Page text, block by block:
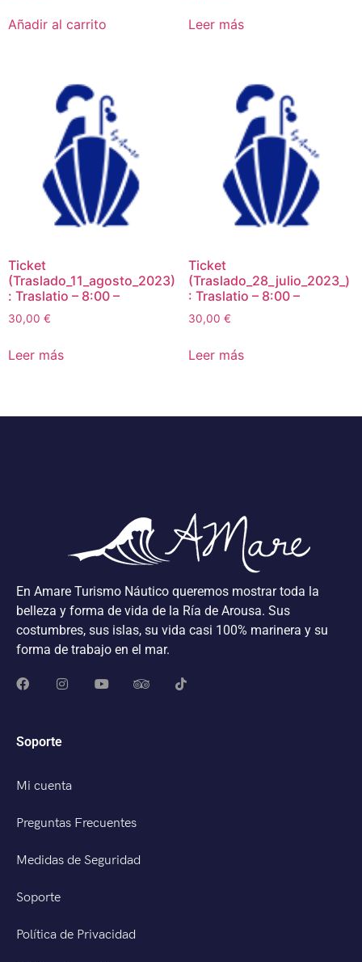
Añadir al carrito Leer más
Ticket
(Traslado_11_agosto_2023)
: Traslatio – 8:00 –
30,00 €
Leer más
Ticket
(Traslado_28_julio_2023_)
: Traslatio – 8:00 –
30,00 €
Leer más
En Amare Turismo Náutico queremos mostrar toda la
belleza y forma de vida de la Ría de Arousa. Sus
costumbres, sus islas, su vida casi 100% marinera y su
forma de trabajo en el mar.
Soporte
Mi cuenta
Preguntas Frecuentes
Medidas de Seguridad
Soporte
Política de Privacidad